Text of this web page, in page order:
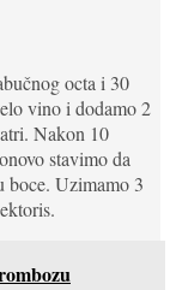
octa i 30
vino i dodamo 2
Nakon 10
stavimo da
boce. Uzimamo 3